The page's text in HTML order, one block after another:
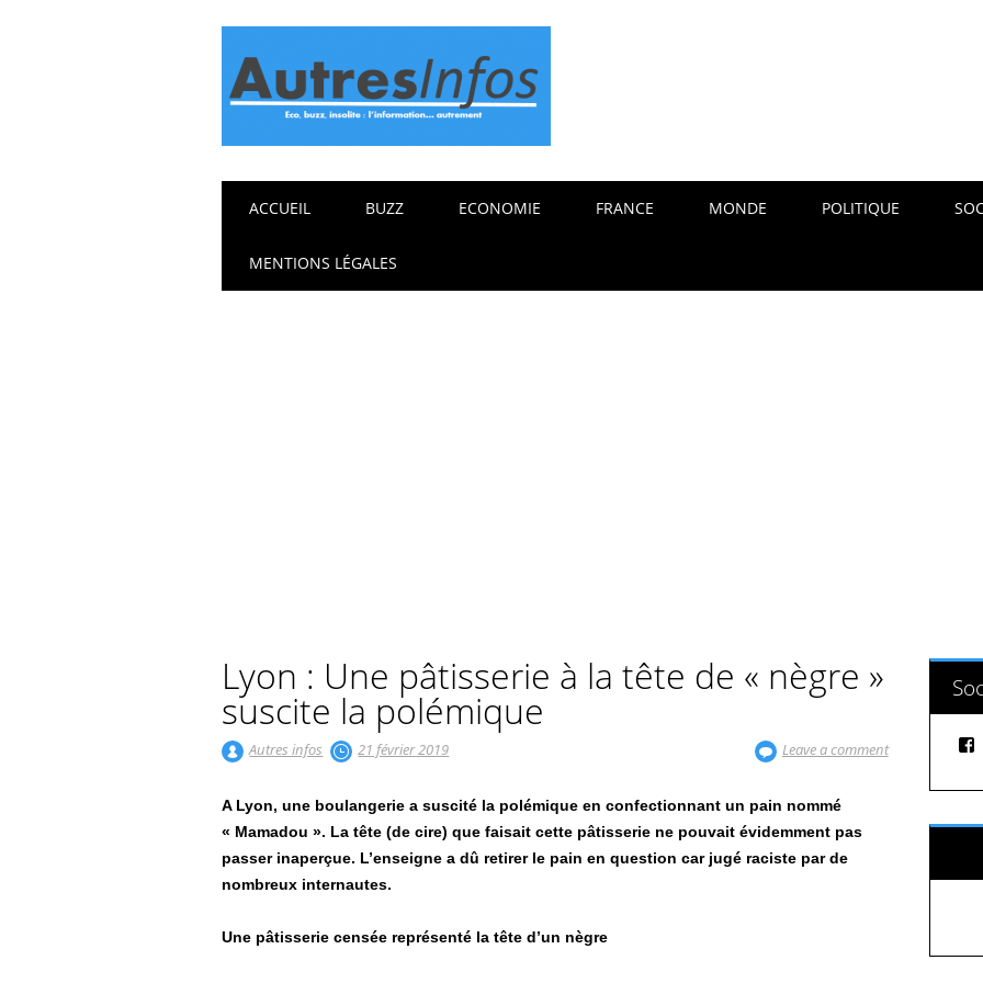
Main menu
ACCUEIL BUZZ ECONOMIE FRANCE MONDE POLITIQUE
MENTIONS LÉGALES
Lyon : Une pâtisserie à la tête de « nègre »
suscite la polémique
Autres infos 21 février 2019 Leave a comment
A Lyon, une boulangerie a suscité la polémique en confectionnant un pain nommé
« Mamadou ». La tête (de cire) que faisait cette pâtisserie ne pouvait évidemment pas
passer inaperçue. L’enseigne a dû retirer le pain en question car jugé raciste par de
nombreux internautes.
Une pâtisserie censée représenté la tête d’un nègre